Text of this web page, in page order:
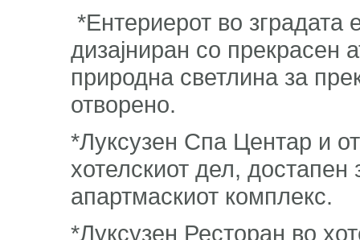
*Ентериерот во зградата
дизајниран со прекрасен
природна светлина за
отворено.
*Луксузен Спа Центар и
хотелскиот дел,
апартмаскиот комплекс.
*Луксузен Ресторан во